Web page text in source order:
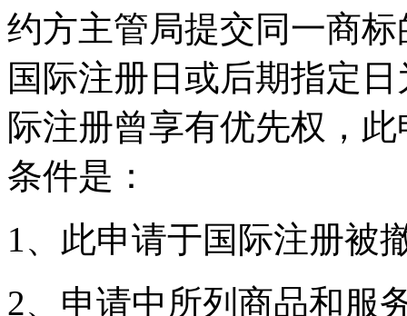
约方主管局提交同一商
国际注册日或后期指定
际注册曾享有优先权，
条件是：
1、此申请于国际注册被
2、申请中所列商品和服